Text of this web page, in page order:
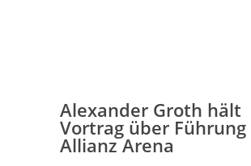
Alexander Groth hält
Vortrag über
Allianz Arena